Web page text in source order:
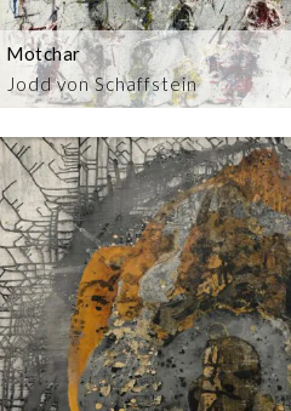
Jodd von Schaffstein
Motchar